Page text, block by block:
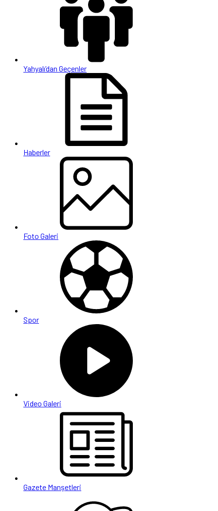
Yahyalı’dan Geçenler
Haberler
Foto Galeri
Spor
Video Galeri
Gazete Manşetleri